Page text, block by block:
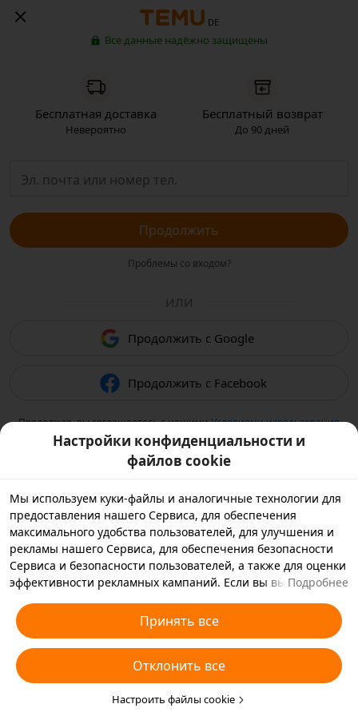
DE
Все данные надёжно защищены
Бесплатная доставка
Невероятно
Бесплатный возврат
До 90 дней
Продолжить
Проблемы со входом?
ИЛИ
Продолжить с Google
Продолжить с Facebook
Продолжая, вы соглашаетесь с нашимиУсловиями использования
и подтверждаете, что прочитали нашу Политику
конфиденциальности
Настройки конфиденциальности и
файлов cookie
Мы используем куки-файлы и аналогичные технологии для
предоставления нашего Сервиса, для обеспечения
максимального удобства пользователей, для улучшения и
рекламы нашего Сервиса, для обеспечения безопасности
Сервиса и безопасности пользователей, а также для оценки
эффективности рекламных кампаний. Если вы выбираете
с которыми мы работаем, будем хранить куки-файлы и
использовать аналогичные технологии на вашем
устройстве в рекламных целях. Вы также можете выбрать
«Отклонить все», чтобы отклонить все необязательные
куки-файлы, или выбрать, какие типы куки-файлов
необходимо принять или отклонить. Для этого нажмите
Подробнее
Принять все
Отклонить все
Настроить файлы cookie